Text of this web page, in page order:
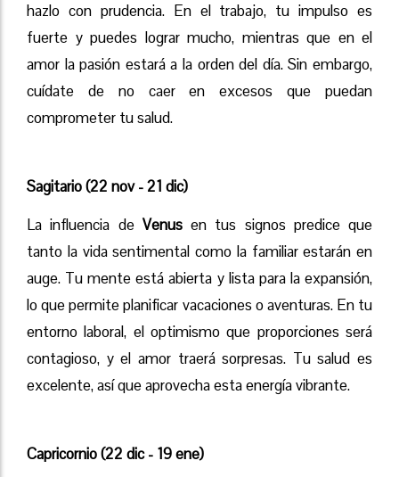
hazlo con prudencia. En el trabajo, tu impulso es
fuerte y puedes lograr mucho, mientras que en el
amor la pasión estará a la orden del día. Sin embargo,
cuídate de no caer en excesos que puedan
comprometer tu salud.
Sagitario (22 nov - 21 dic)
La influencia de Venusen tus signos predice que
tanto la vida sentimental como la familiar estarán en
auge. Tu mente está abierta y lista para la expansión,
lo que permite planificar vacaciones o aventuras. En tu
entorno laboral, el optimismo que proporciones será
contagioso, y el amor traerá sorpresas. Tu salud es
excelente, así que aprovecha esta energía vibrante.
Capricornio (22 dic - 19 ene)